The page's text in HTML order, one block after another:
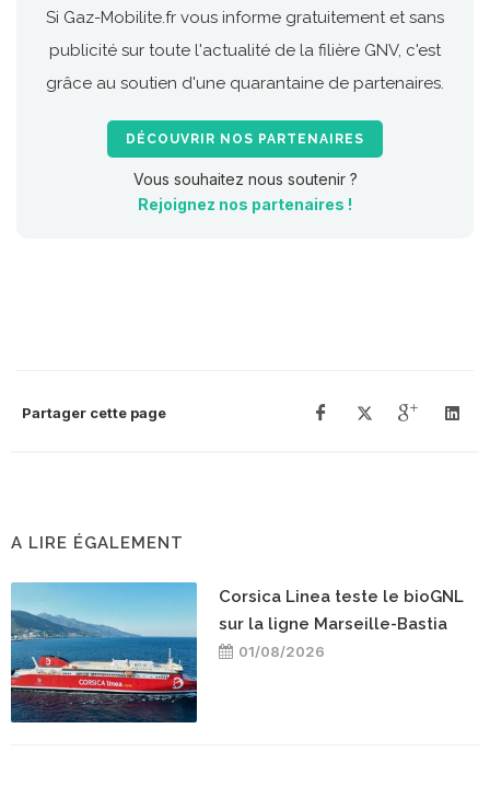
Si Gaz-Mobilite.fr vous informe gratuitement et sans
publicité sur toute l'actualité de la filière GNV, c'est
grâce au soutien d'une quarantaine de partenaires.
DÉCOUVRIR NOS PARTENAIRES
Vous souhaitez nous soutenir ?
Rejoignez nos partenaires !
Partager cette page
A LIRE ÉGALEMENT
Corsica Linea teste le bioGNL
sur la ligne Marseille-Bastia
01/08/2026